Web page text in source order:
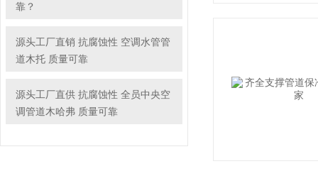
靠？
源头工厂直销 抗腐蚀性 空调水管管
道木托 质量可靠
源头工厂直供 抗腐蚀性 全员中央空
调管道木哈弗 质量可靠